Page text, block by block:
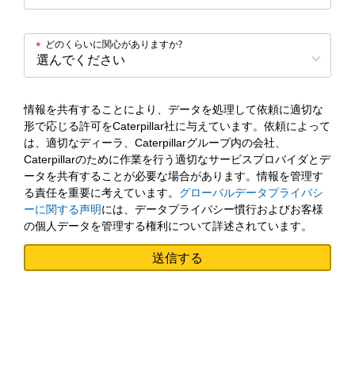
どのくらいに関心がありますか?
*
情報を共有することにより、データを処理して依頼に適切な
形で応じる許可をCaterpillar社に与えています。依頼によって
は、適切なディーラ、Caterpillarグループ内の会社、
Caterpillarのために作業を行う適切なサービスプロバイダとデ
ータを共有することが必要な場合があります。情報を管理す
る責任を重要に考えています。 グローバルデータプライバシ
ーに関する声明には、データプライバシー慣行およびお客様
の個人データを管理する権利について詳述されています。